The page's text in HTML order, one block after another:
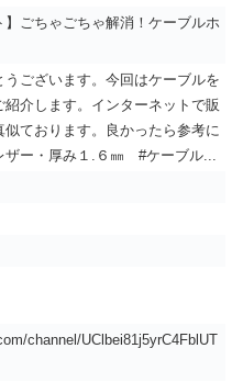
】ごちゃごちゃ解消！ケーブルホ
ございます。今回はケーブルを
紹介します。インターネットで販
ております。良かったら参考に
ザー・厚み１.６㎜ #ケーブル...
channel/UClbei81j5yrC4FblUT